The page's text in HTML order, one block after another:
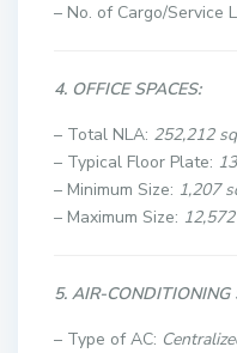
– No. of Cargo/Service
4. OFFICE SPACES:
– Total NLA: 252,212
– Typical Floor Plate:
– Minimum Size: 1,207
– Maximum Size:
5. AIR-CONDITIONING
– Type of AC: